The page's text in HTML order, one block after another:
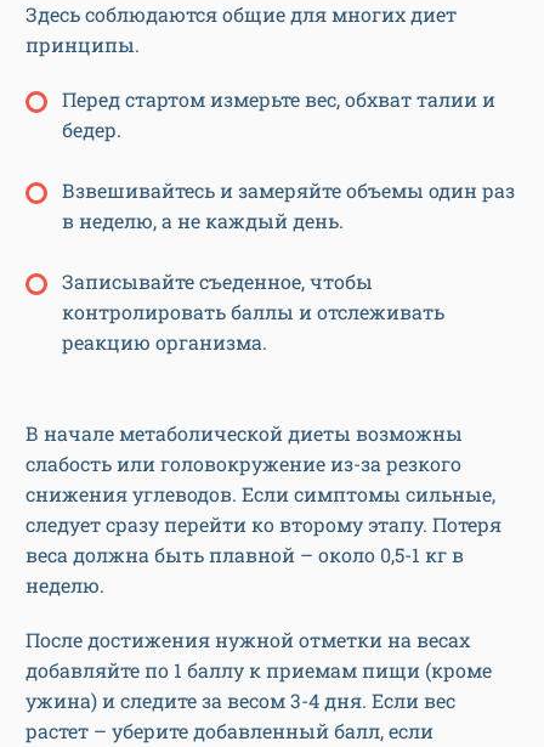
Здесь соблюдаются общие для многих диет
принципы.
Перед стартом измерьте вес, обхват талии и
бедер.
Взвешивайтесь и замеряйте объемы один раз
в неделю, а не каждый день.
Записывайте съеденное, чтобы
контролировать баллы и отслеживать
реакцию организма.
В начале метаболической диеты возможны
слабость или головокружение из-за резкого
снижения углеводов. Если симптомы сильные,
следует сразу перейти ко второму этапу. Потеря
веса должна быть плавной – около 0,5-1 кг в
неделю.
После достижения нужной отметки на весах
добавляйте по 1 баллу к приемам пищи (кроме
ужина) и следите за весом 3-4 дня. Если вес
растет – уберите добавленный балл, если